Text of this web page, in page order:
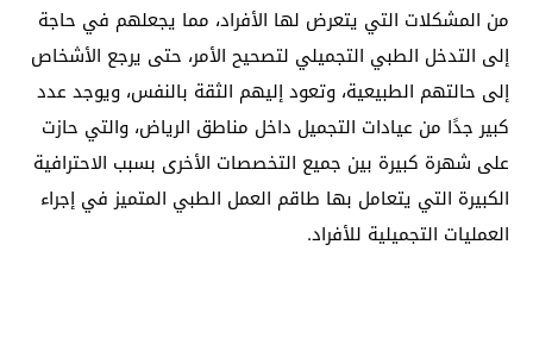
من المشكلات التي يتعرض لها الأفراد، مما يجعلهم في حاجة
إلى التدخل الطبي التجميلي لتصحيح الأمر، حتى يرجع الأشخاص
إلى حالتهم الطبيعية، وتعود إليهم الثقة بالنفس، ويوجد عدد
كبير جدًا من عيادات التجميل داخل مناطق الرياض، والتي حازت
على شهرة كبيرة بين جميع التخصصات الأخرى بسبب الاحترافية
الكبيرة التي يتعامل بها طاقم العمل الطبي المتميز في إجراء
العمليات التجميلية للأفراد.